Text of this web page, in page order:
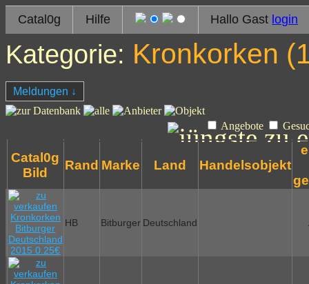
Catal0g Hilfe Hallo Gast login
Kategorie: Kronkorken (
Meldungen ↓
Angebote
Catal0g
Bild
Rand Marke Land Handelsobjekt
HB Bitburger Deutschland